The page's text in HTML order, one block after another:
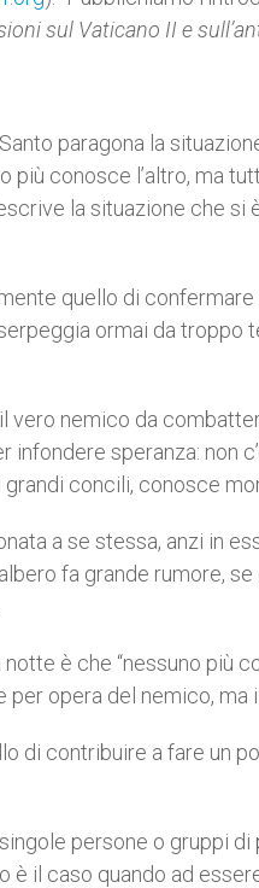
sul Vaticano II e
paragona la
più conosce l’altro, ma
la situazione che si
quello di
ormai da troppo
nemico da
infondere speranza: non
concili, conosce
a se stessa, anzi in
fa grande rumore,
è che “nessuno più
opera del nemico, ma
di contribuire a fare un
persone o gruppi
è il caso quando ad